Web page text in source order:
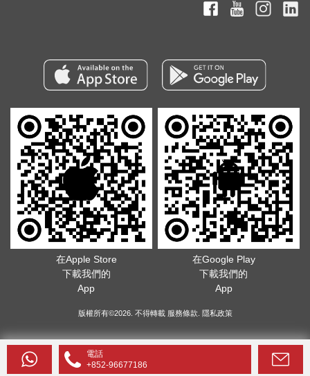
電話
+852-96677186
在Apple Store
下載我們的
App
在Google Play
下載我們的
App
版權所有©2026. 不得轉載 服務條款 隱私政策